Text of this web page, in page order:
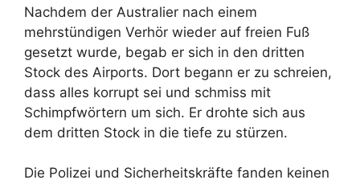
Nachdem der Australier nach einem
mehrstündigen Verhör wieder auf freien Fuß
gesetzt wurde, begab er sich in den dritten
Stock des Airports. Dort begann er zu schreien,
dass alles korrupt sei und schmiss mit
Schimpfwörtern um sich. Er drohte sich aus
dem dritten Stock in die tiefe zu stürzen.
Die Polizei und Sicherheitskräfte fanden keinen